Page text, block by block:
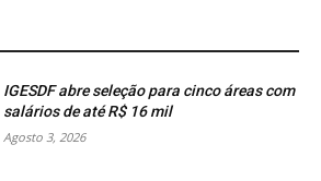
IGESDF abre seleção para cinco áreas com
salários de até R$ 16 mil
Agosto 3, 2026